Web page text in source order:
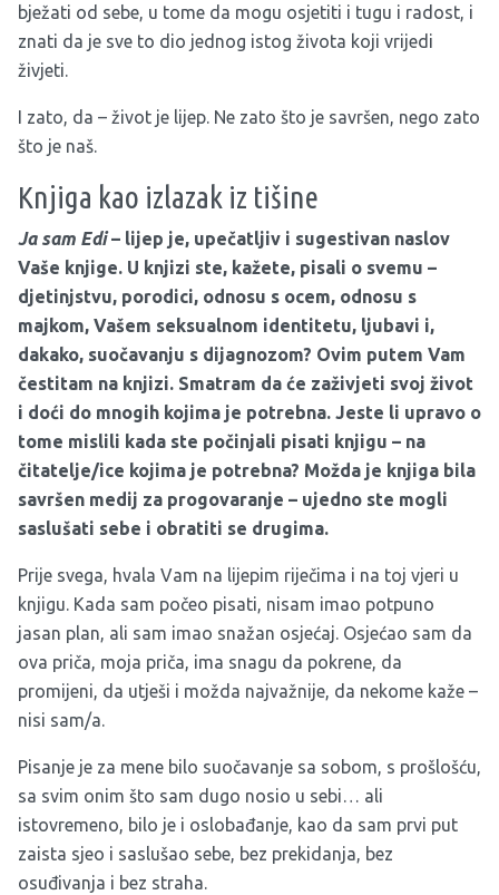
bježati od sebe, u tome da mogu osjetiti i tugu i radost, i
znati da je sve to dio jednog istog života koji vrijedi
živjeti.
I zato, da – život je lijep. Ne zato što je savršen, nego zato
što je naš.
Knjiga kao izlazak iz tišine
Ja sam Edi– lijep je, upečatljiv i sugestivan naslov
Vaše knjige. U knjizi ste, kažete, pisali o svemu –
djetinjstvu, porodici, odnosu s ocem, odnosu s
majkom, Vašem seksualnom identitetu, ljubavi i,
dakako, suočavanju s dijagnozom? Ovim putem Vam
čestitam na knjizi. Smatram da će zaživjeti svoj život
i doći do mnogih kojima je potrebna. Jeste li upravo o
tome mislili kada ste počinjali pisati knjigu – na
čitatelje/ice kojima je potrebna? Možda je knjiga bila
savršen medij za progovaranje – ujedno ste mogli
saslušati sebe i obratiti se drugima.
Prije svega, hvala Vam na lijepim riječima i na toj vjeri u
knjigu. Kada sam počeo pisati, nisam imao potpuno
jasan plan, ali sam imao snažan osjećaj. Osjećao sam da
ova priča, moja priča, ima snagu da pokrene, da
promijeni, da utješi i možda najvažnije, da nekome kaže –
nisi sam/a.
Pisanje je za mene bilo suočavanje sa sobom, s prošlošću,
sa svim onim što sam dugo nosio u sebi… ali
istovremeno, bilo je i oslobađanje, kao da sam prvi put
zaista sjeo i saslušao sebe, bez prekidanja, bez
osuđivanja i bez straha.